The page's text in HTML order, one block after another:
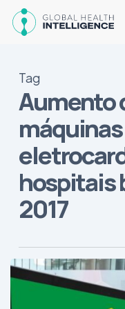
Tag
Aumento
hospitais
2017
Principais
tendências
do